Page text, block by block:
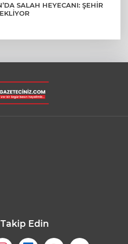
SALAH HEYECANI: ŞEHİR
SONUÇLARI
İŞTE TÜM TARİHLER
MUHTEŞEM
Edin